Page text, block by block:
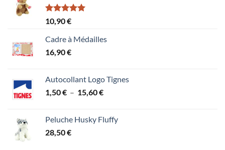
Note5.00
sur 5
10,90€
Cadre à Médailles
16,90€
Autocollant Logo Tignes
1,50€ – 15,60€Plage
1,50 €
Peluche Husky Fluffy
28,50€